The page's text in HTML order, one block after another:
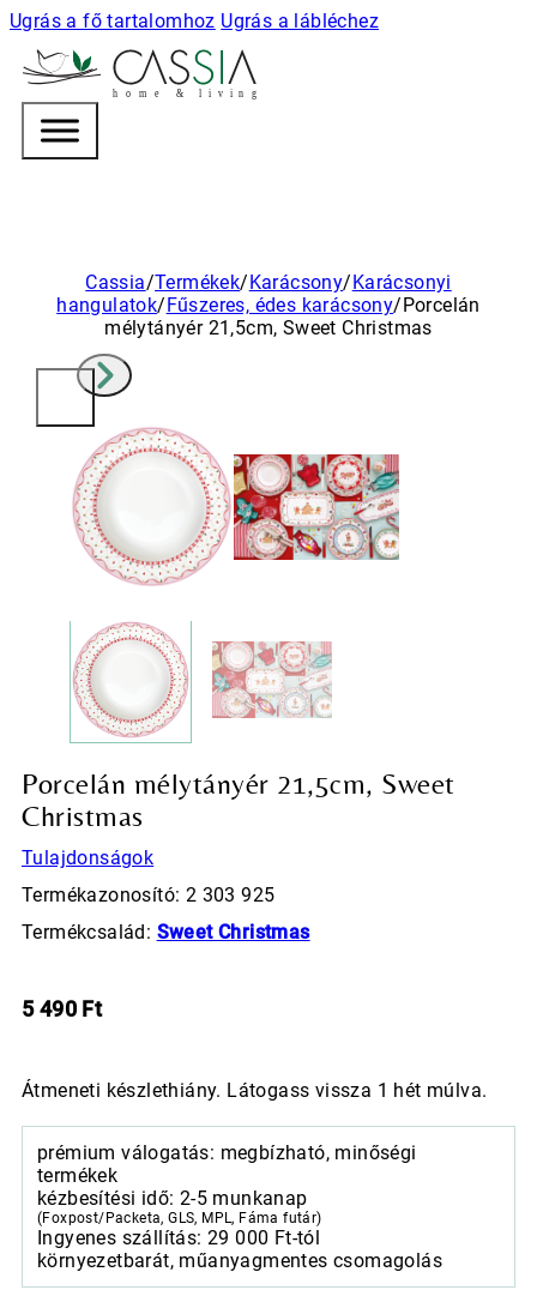
Ugrás a fő tartalomhoz Ugrás a lábléchez
h o m e & l i v i n g
Cassia/Termékek/Karácsony/Karácsonyi
hangulatok/Fűszeres, édes karácsony/Porcelán
mélytányér 21,5cm, Sweet Christmas
Porcelán mélytányér 21,5cm, Sweet
Christmas
Tulajdonságok
Termékazonosító: 2 303 925
Termékcsalád: Sweet Christmas
5 490 Ft
Átmeneti készlethiány. Látogass vissza 1 hét múlva.
prémium válogatás: megbízható, minőségi
termékek
kézbesítési idő: 2-5 munkanap
(Foxpost/Packeta, GLS, MPL, Fáma futár)
Ingyenes szállítás: 29 000 Ft-tól
környezetbarát, műanyagmentes csomagolás